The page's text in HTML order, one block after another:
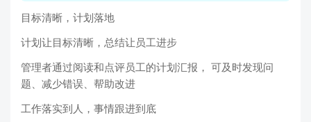
目标清晰，计划落地
计划让目标清晰，总结让员工进步
管理者通过阅读和点评员工的计划汇报， 可及时发现问
题、减少错误、帮助改进
工作落实到人，事情跟进到底